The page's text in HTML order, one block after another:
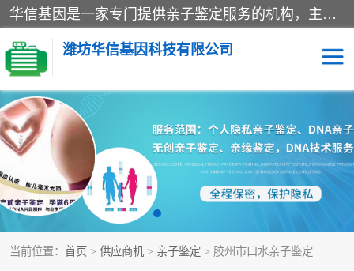
华信基因是一家专门提供亲子鉴定服务的机构，主要业务：济南亲子鉴定、临沂亲子鉴定、菏泽亲子鉴定、淄博亲子鉴定、青岛亲子鉴定、日照亲子鉴定、临朐亲子鉴定、寿光亲子鉴定等，联合广州、上海、北京、深圳、杭州、武汉、成都、合肥、贵阳、沈阳等地区有法医物证鉴定机构及基因检测公司，为国内外客户提供便捷的DNA鉴定服务。
潍坊华信基因科技有限公司
当前位置： 首页 > 供应商机 > 亲子鉴定 > 胶州市口水亲子鉴定
亲子鉴定 DNA亲子鉴定
隐私亲子鉴定 无创亲子鉴定
孕期亲子鉴定